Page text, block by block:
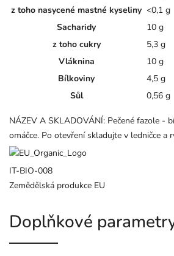
z toho nasycené mastné kyseliny <0,1 g
Sacharidy
10 g
z toho cukry
5,3 g
Vláknina
10 g
Bílkoviny
4,5 g
Sůl
0,56 g
NÁZEV A SKLADOVÁNÍ: Pečené fazole -
omáčce. Po otevření skladujte v ledničce a
IT-BIO-008
Zemědělská produkce EU
Doplňkové